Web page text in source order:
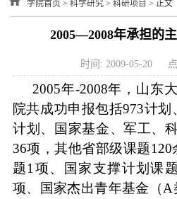
学院首页 >科学研究 >科研项目 > 正文
2005—2008年承担的
时间: 2009-05-20
2005年-2008年，山东
院共成功申报包括973计
计划、国家基金、军工、
36项，其他省部级课题
题1项、国家支撑计划课
项、国家杰出青年基金（